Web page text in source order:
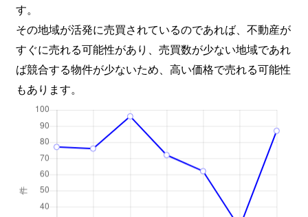
す。
その地域が活発に売買されているのであれば、不動産が
すぐに売れる可能性があり、売買数が少ない地域であれ
ば競合する物件が少ないため、高い価格で売れる可能性
もあります。